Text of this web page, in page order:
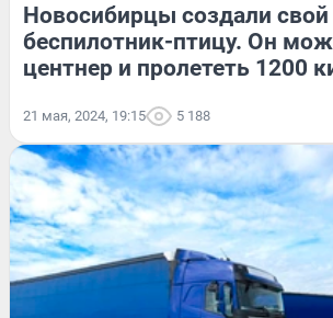
Новосибирцы создали свой
беспилотник-птицу. Он
центнер и пролететь 1200
21 мая, 2024, 19:15 5 188